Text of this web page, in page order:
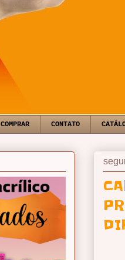
COMPRAR CONTATO